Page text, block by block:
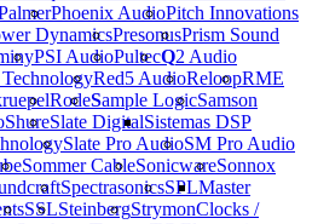
Phoenix AudioPitch Innovations
DynamicsPresonusPrism Sound
PSI AudioPultecQ2 Audio
Red5 AudioReloopRME
RodeSample LogicSamson
ShureSlate Digital
Slate Pro AudioSM Pro Audio
Sommer CableSonicwareSonnox
SpectrasonicsSPL
SSLSteinbergStrymon
Sistemas DSP
Master
Clocks /